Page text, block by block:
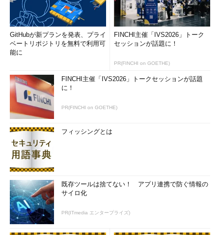
GitHubが新プランを発表、プライ
ベートリポジトリを無料で利用可
能に
FINCHI主催「IVS2026」トーク
セッションが話題に！
PR(FINCHI on GOETHE)
FINCHI主催「IVS2026」トークセッションが話題
に！
PR(FINCHI on GOETHE)
フィッシングとは
既存ツールは捨てない！ アプリ連携で防ぐ情報の
サイロ化
PR(ITmedia エンタープライズ)